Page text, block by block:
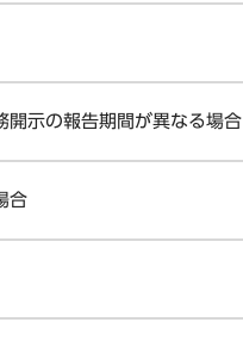
開示の報告期間が異なる場合
合